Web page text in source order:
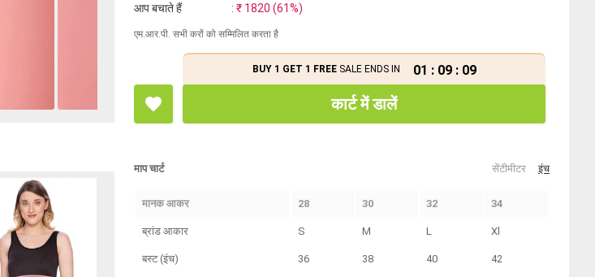
आप बचाते हैं : ₹ 1820 (61%)
एम.आर.पी. सभी करों को सम्मिलित करता है
BUY 1 GET 1 FREESALE ENDS IN 01 : 09 : 09
कार्ट में डालें
माप चार्ट सेंटीमीटर इंच
मानक आकर 28 30 32 34
ब्रांड आकार S M L Xl
बस्ट (इंच) 36 38 40 42